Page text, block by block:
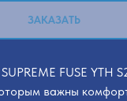
ЗАКАЗАТЬ
FUSE YTH
важны